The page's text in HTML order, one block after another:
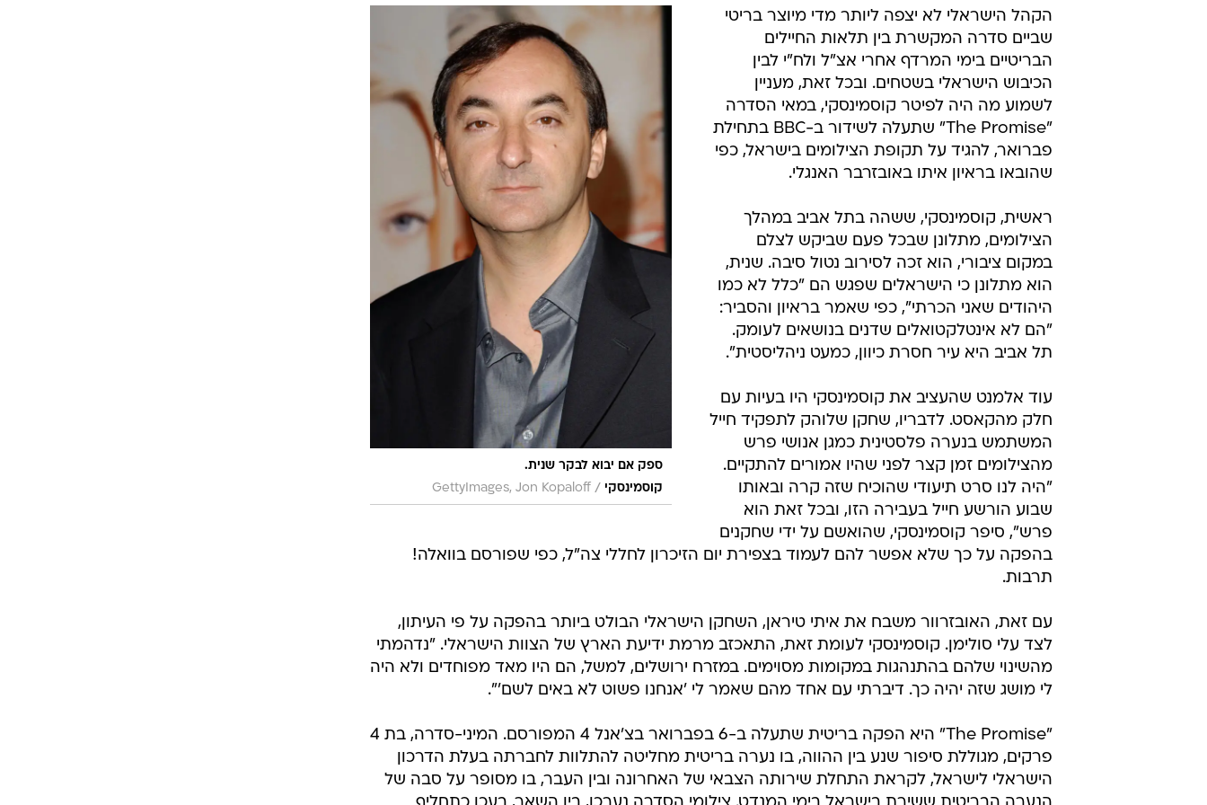
ספק אם יבוא לבקר שנית.
קוסמינסקי /
GettyImages, Jon Kopaloff
הקהל הישראלי לא יצפה ליותר מדי מיוצר בריטי
שביים סדרה המקשרת בין תלאות החיילים
הבריטיים בימי המרדף אחרי אצ"ל ולח"י לבין
הכיבוש הישראלי בשטחים. ובכל זאת, מעניין
לשמוע מה היה לפיטר קוסמינסקי, במאי הסדרה
"The Promise" שתעלה לשידור ב-BBC בתחילת
פברואר, להגיד על תקופת הצילומים בישראל, כפי
שהובאו בראיון איתו באובזרבר האנגלי.
ראשית, קוסמינסקי, ששהה בתל אביב במהלך
הצילומים, מתלונן שבכל פעם שביקש לצלם
במקום ציבורי, הוא זכה לסירוב נטול סיבה. שנית,
הוא מתלונן כי הישראלים שפגש הם "כלל לא כמו
היהודים שאני הכרתי", כפי שאמר בראיון והסביר:
"הם לא אינטלקטואלים שדנים בנושאים לעומק.
תל אביב היא עיר חסרת כיוון, כמעט ניהליסטית".
עוד אלמנט שהעציב את קוסמינסקי היו בעיות עם
חלק מהקאסט. לדבריו, שחקן שלוהק לתפקיד חייל
המשתמש בנערה פלסטינית כמגן אנושי פרש
מהצילומים זמן קצר לפני שהיו אמורים להתקיים.
"היה לנו סרט תיעודי שהוכיח שזה קרה ובאותו
שבוע הורשע חייל בעבירה הזו, ובכל זאת הוא
פרש", סיפר קוסמינסקי, שהואשם על ידי שחקנים
בהפקה על כך שלא אפשר להם לעמוד בצפירת יום הזיכרון לחללי צה"ל, כפי שפורסם בוואלה!
תרבות.
עם זאת, האובזרוור משבח את איתי טיראן, השחקן הישראלי הבולט ביותר בהפקה על פי העיתון,
לצד עלי סולימן. קוסמינסקי לעומת זאת, התאכזב מרמת ידיעת הארץ של הצוות הישראלי. "נדהמתי
מהשינוי שלהם בהתנהגות במקומות מסוימים. במזרח ירושלים, למשל, הם היו מאד מפוחדים ולא היה
לי מושג שזה יהיה כך. דיברתי עם אחד מהם שאמר לי 'אנחנו פשוט לא באים לשם'".
"The Promise" היא הפקה בריטית שתעלה ב-6 בפברואר בצ'אנל 4 המפורסם. המיני-סדרה, בת 4
פרקים, מגוללת סיפור שנע בין ההווה, בו נערה בריטית מחליטה להתלוות לחברתה בעלת הדרכון
הישראלי לישראל, לקראת התחלת שירותה הצבאי של האחרונה ובין העבר, בו מסופר על סבה של